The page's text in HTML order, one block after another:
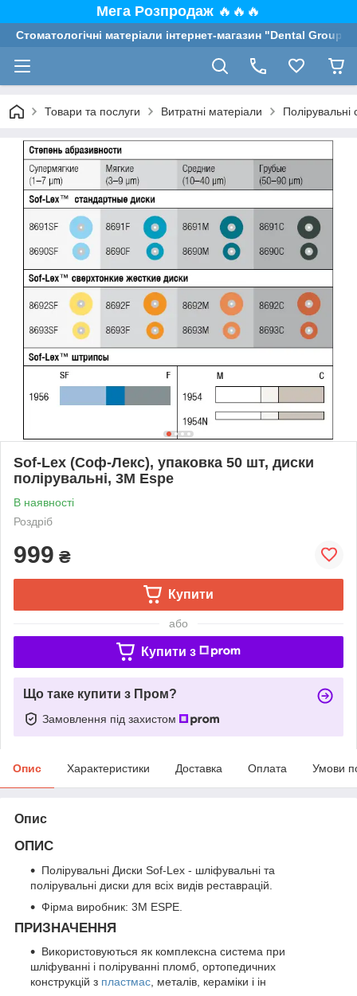
Мега Розпродаж 🔥🔥🔥
Стоматологічні матеріали інтернет-магазин "Dental Group"
Товари та послуги Витратні матеріали Полірувальні
Sof-Lex (Соф-Лекс), упаковка 50 шт, диски
полірувальні, 3M Espe
В наявності
Роздріб
999 ₴
Купити
або
Купити з
Що таке купити з Пром?
Замовлення під захистом
Опис Характеристики Доставка Оплата Умови
Опис
ОПИС
Полірувальні Диски Sof-Lex - шліфувальні та
полірувальні диски для всіх видів реставрацій.
Фірма виробник: 3M ESPE.
ПРИЗНАЧЕННЯ
Використовуються як комплексна система при
шліфуванні і поліруванні пломб, ортопедичних
конструкцій з пластмас, металів, кераміки і ін